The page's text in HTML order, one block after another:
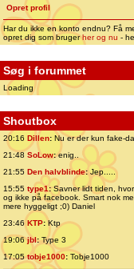
Opret profil
Har du ikke en konto endnu? Få
opret dig som brugerher og nu -
Søg i forummet
Loading
Shoutbox
20:16 Dillen: Nu er der kun fake-
21:48 SoLow:enig..
21:55 Den halvblinde:Jep.....
15:55 type1:Savner lidt tiden,
og ikke på facebook. Smart nok
mere hyggeligt ;0) Daniel
23:46 KTP:Ktp
19:06jbl:Type 3
17:05tobje1000: Tobje1000